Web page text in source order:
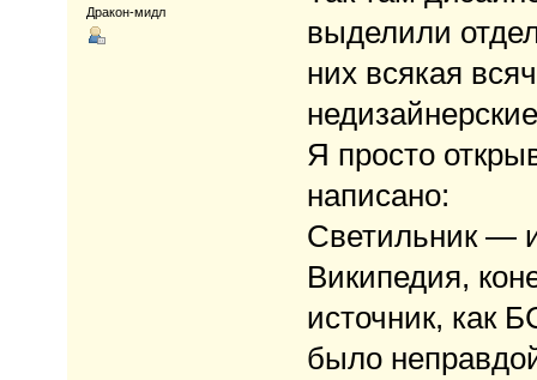
Дракон-мидл
выделили
них всякая
Я просто
написано:
Светильник —
Википедия,
источник, как
было